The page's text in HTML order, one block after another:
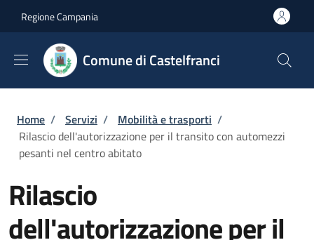
Regione Campania
Comune di Castelfranci
Briciole di pane
Home / Servizi / Mobilità e trasporti /
Rilascio dell'autorizzazione per il transito con automezzi
pesanti nel centro abitato
Rilascio
dell'autorizzazione per il